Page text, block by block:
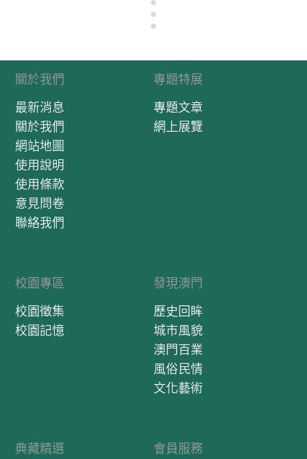
關於我們
最新消息
關於我們
網站地圖
使用說明
使用條款
意見問卷
聯絡我們
專題特展
專題文章
網上展覽
校園專區
校園徵集
校園記憶
發現澳門
歷史回眸
城市風貌
澳門百業
風俗民情
文化藝術
典藏精選 會員服務